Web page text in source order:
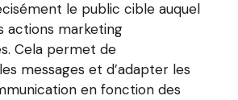
le public cible auquel
actions marketing
Cela permet de
messages et d’adapter les
en fonction des